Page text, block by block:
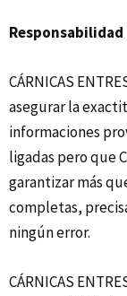
Responsabilidad
CÁRNICAS
asegurar la
informaciones
ligadas pero que
garantizar más
completas,
ningún error.
CÁRNICAS